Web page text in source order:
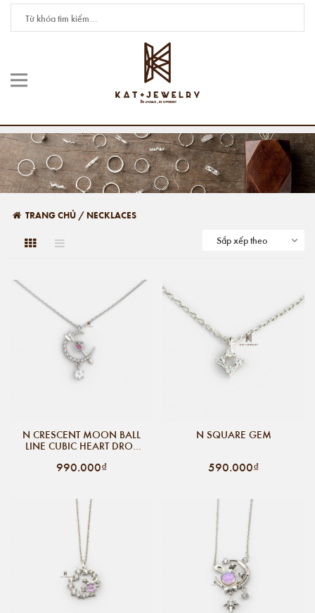
TRANG CHỦ / NECKLACES
Sắp xếp theo
N CRESCENT MOON BALL
LINE CUBIC HEART DROP
990.000₫
N SQUARE GEM
590.000₫